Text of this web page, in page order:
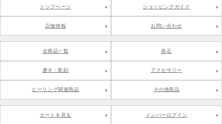
トップページ ショッピングガイド
店舗情報 お問い合わせ
全商品一覧 原石
磨き・彫刻 アクセサリー
ヒーリング関連商品 その他商品
カートを見る メンバーログイン